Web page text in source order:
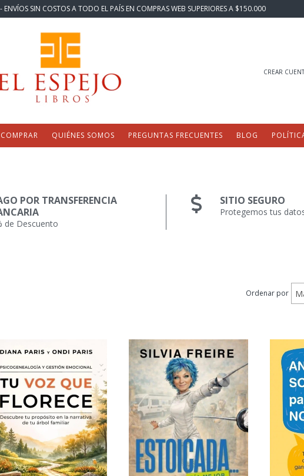
SIN COSTOS A TODO EL PAÍS EN COMPRAS WEB SUPERIORES A $150.000
CREAR
QUIÉNES SOMOS PREGUNTAS FRECUENTES BLOG
POR TRANSFERENCIA
de Descuento
SITIO SEGURO
Protegemos tus
Ordenar por